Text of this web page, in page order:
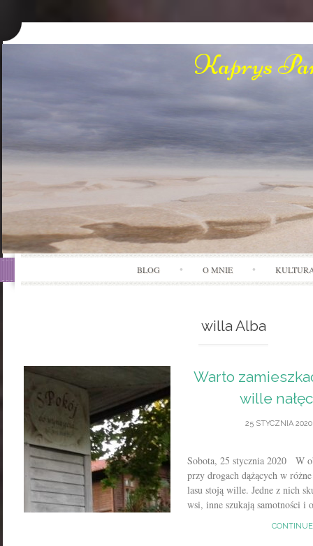
Kaprys
BLOG O MNIE
willa Alba
Warto
wille
25 STYCZNIA 2020
Sobota, 25 stycznia 2020 W
przy drogach dążących w
lasu stoją wille. Jedne z nich
wsi, inne szukają samotności i